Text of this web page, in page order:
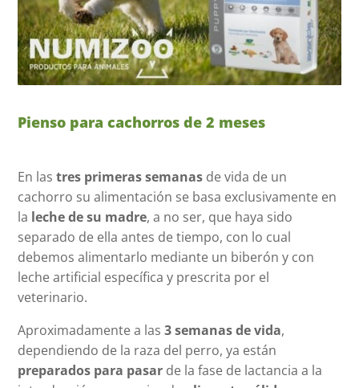
Pienso para cachorros de 2 meses
En lastres primeras semanas de vida de un
cachorro su alimentación se basa exclusivamente en
la leche de su madre, a no ser, que haya sido
separado de ella antes de tiempo, con lo cual
debemos alimentarlo mediante un biberón y con
leche artificial específica y prescrita por el
veterinario.
Aproximadamente a las3 semanas de vida,
dependiendo de la raza del perro, ya están
preparados para pasar de la fase de lactancia a la